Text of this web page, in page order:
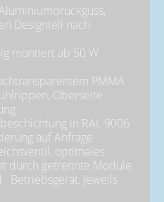
Designteil nach
montiert ab 50 W
PMMA
Oberseite
in RAL 9006
auf Anfrage
optimales
durch getrennte Module
Betriebsgerät, jeweils